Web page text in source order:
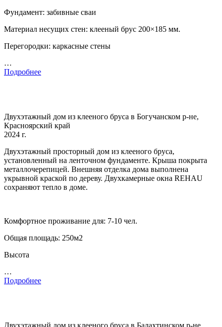
Фундамент: забивные сваи
Материал несущих стен: клееный брус 200×185 мм.
Перегородки: каркасные стены
…
Подробнее
Двухэтажный дом из клееного бруса в Богучанском р-не,
Красноярский край
2024 г.
Двухэтажный просторный дом из клееного бруса,
установленный на ленточном фундаменте. Крыша покрыта
металлочерепицей. Внешняя отделка дома выполнена
укрывной краской по дереву. Двухкамерные окна REHAU
сохраняют тепло в доме.
Комфортное проживание для: 7-10 чел.
Общая площадь: 250м2
Высота
…
Подробнее
Двухэтажный дом из клееного бруса в Балахтинском р-не,